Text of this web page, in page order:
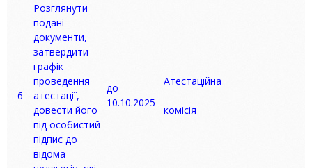
6
Розглянути
подані
документи,
затвердити
графік
проведення
атестації,
довести його
під особистий
підпис до
відома
до
10.10.2025
Атестаційна
комісія